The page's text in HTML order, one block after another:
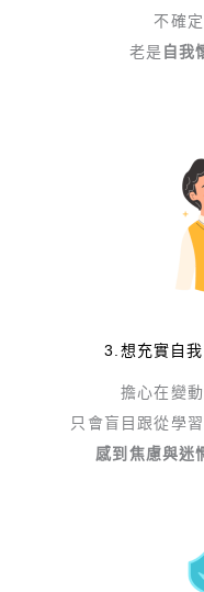
不確
老是自我
3.想充實自
擔心在變
只會盲目跟從學
感到焦慮與迷